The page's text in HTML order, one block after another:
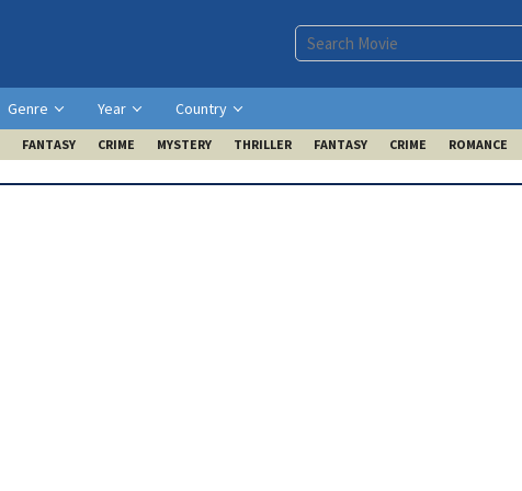
Genre Year Country
FANTASY CRIME MYSTERY THRILLER FANTASY CRIME ROMANCE